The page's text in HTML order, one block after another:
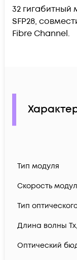
32
SFP28,
Fibre Channel.
Тип модуля
Скорость
Тип
Длина волны
Оптический